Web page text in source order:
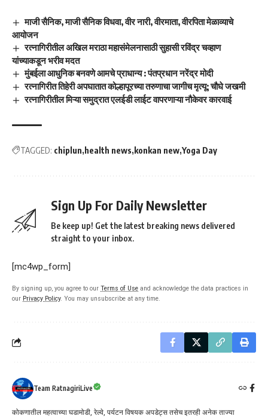
माजी सैनिक, माजी सैनिक विधवा, वीर नारी, वीरमाता, वीरपिता मेळाव्याचे
आयोजन
रत्नागिरीतील अखिल मराठा महासंमेलनासाठी सुहासी रविंद्र चव्हाण
यांच्याकडून भरीव मदत
मुंबईला आधुनिक बनवणे आमचे प्राधान्य : पंतप्रधान नरेंद्र मोदी
रत्नागिरीत तिहेरी अपघातात कोल्हापूरच्या तरुणाचा जागीच मृत्यू; चौघे जखमी
रत्नागिरीतील मिऱ्या समुद्रात एलईडी लाईट वापरणाऱ्या नौकेवर कारवाई
TAGGED: chiplun health news konkan new Yoga Day
Sign Up For Daily Newsletter
Be keep up! Get the latest breaking news delivered
straight to your inbox.
[mc4wp_form]
By signing up, you agree to our Terms of Use and acknowledge the data practices in
our Privacy Policy. You may unsubscribe at any time.
Team RatnagiriLive
कोकणातील महत्वाच्या घडामोडी, रेल्वे, पर्यटन विषयक अपडेट्स तसेच इतरही अनेक ताज्या